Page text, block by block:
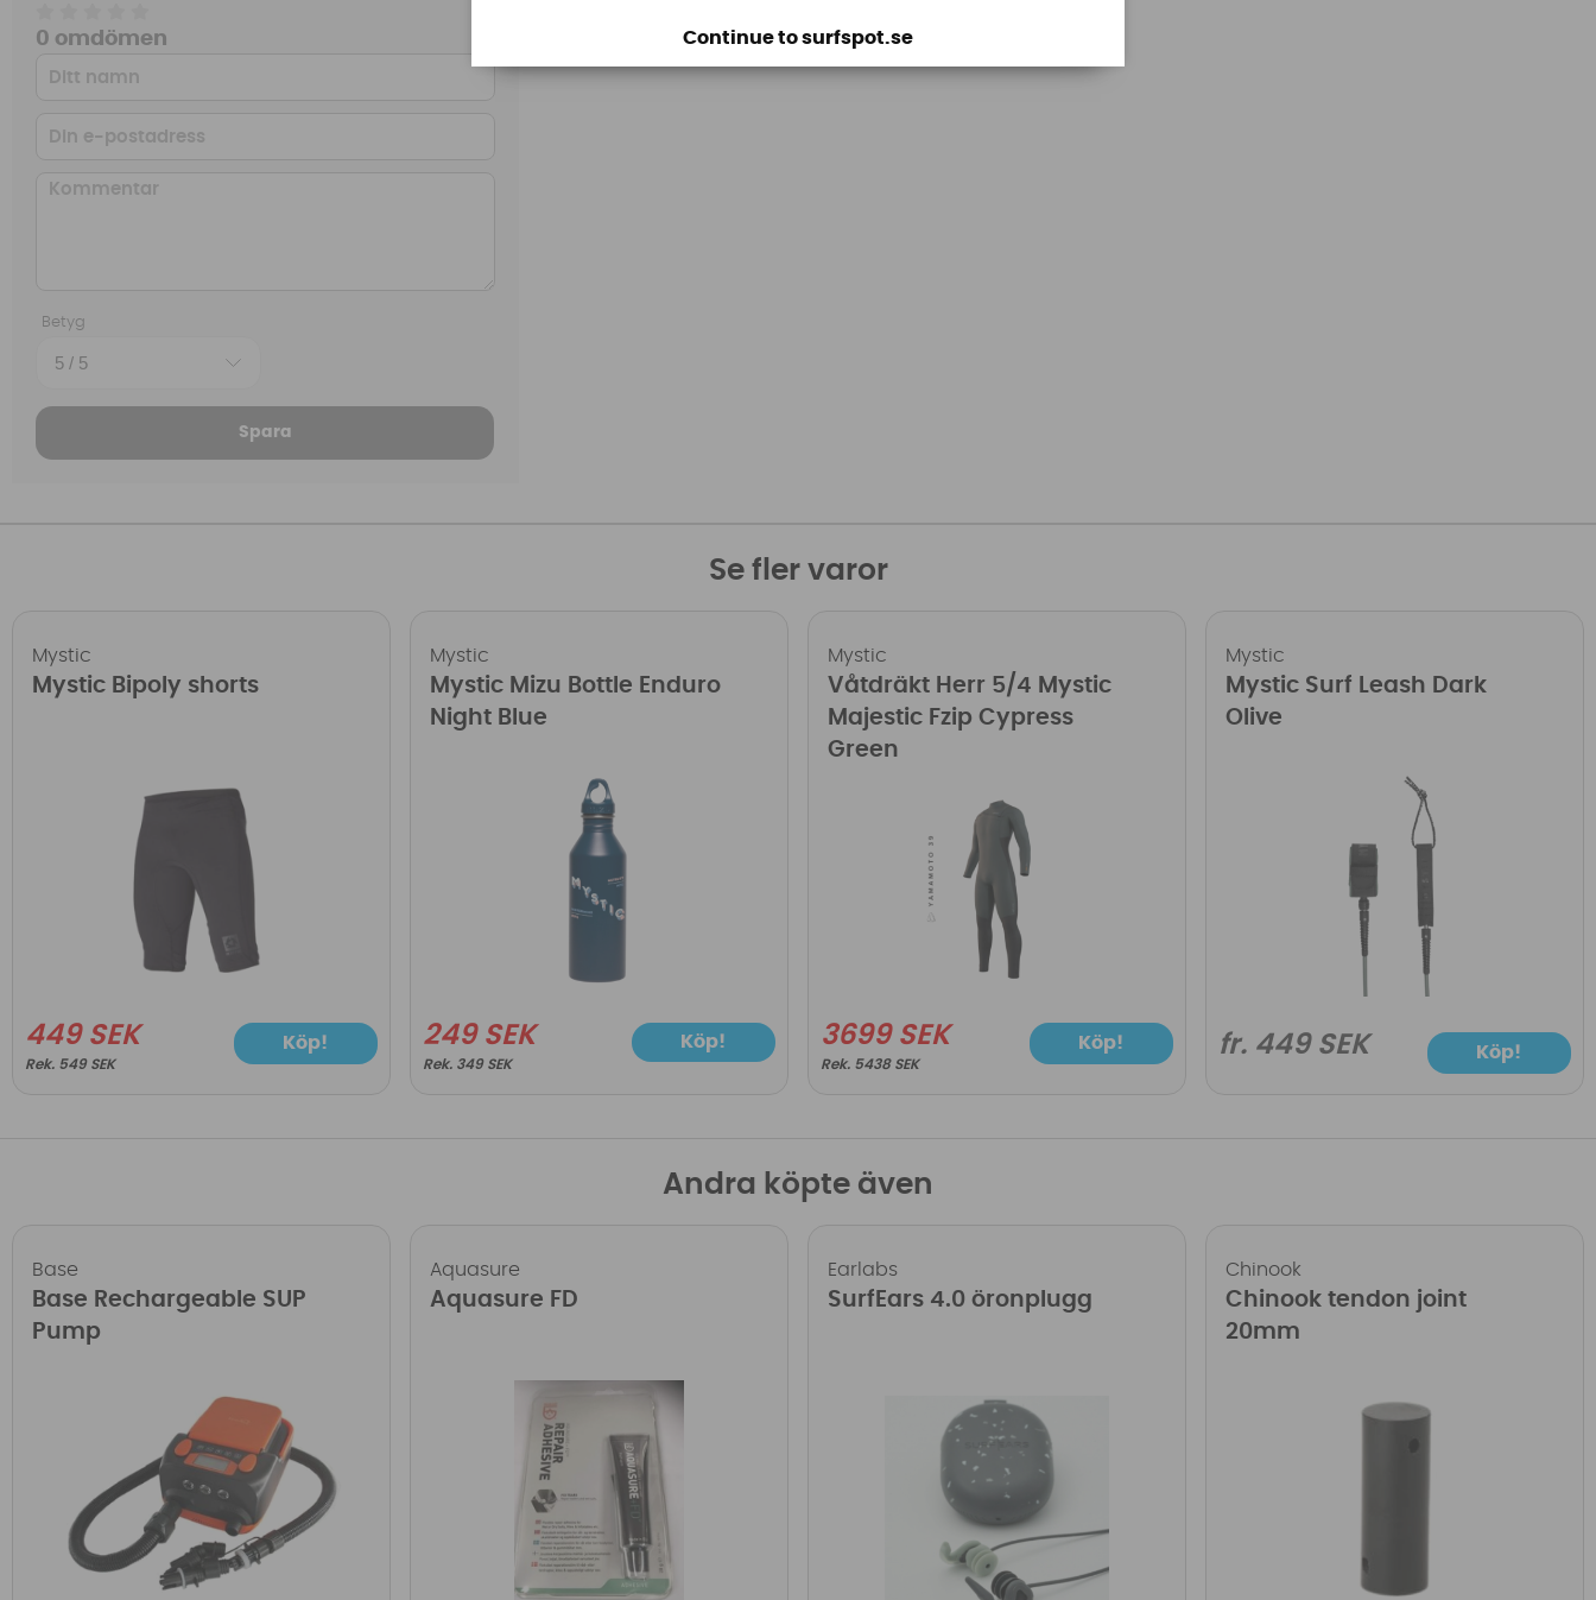
0 omdömen
Betyg
Spara
Se fler varor
Mystic
Mystic Bipoly shorts
449 SEK
549 SEK
Köp!
Mystic
Mystic Mizu Bottle Enduro
Night Blue
249 SEK
349 SEK
Köp!
Mystic
Våtdräkt Herr 5/4 Mystic
Majestic Fzip Cypress
Green
3699 SEK
5438 SEK
Köp!
Mystic
Mystic Surf Leash Dark
Olive
fr. 449 SEK Köp!
Andra köpte även
Base
Base Rechargeable SUP
Pump
Aquasure
Aquasure FD
Earlabs
SurfEars 4.0 öronplugg
Chinook
Chinook tendon joint
20mm
Continue to surfspot.se